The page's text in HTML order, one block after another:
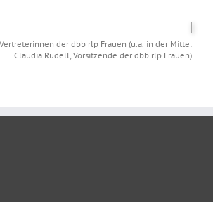
der dbb rlp Frauen (u.a. in der Mitte:
Claudia Rüdell, Vorsitzende der dbb rlp Frauen)